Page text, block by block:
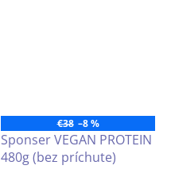
€38 –8 %
Sponser VEGAN PROTEIN
480g (bez príchute)